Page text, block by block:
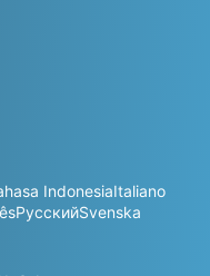
IndonesiaItaliano
РусскийSvenska